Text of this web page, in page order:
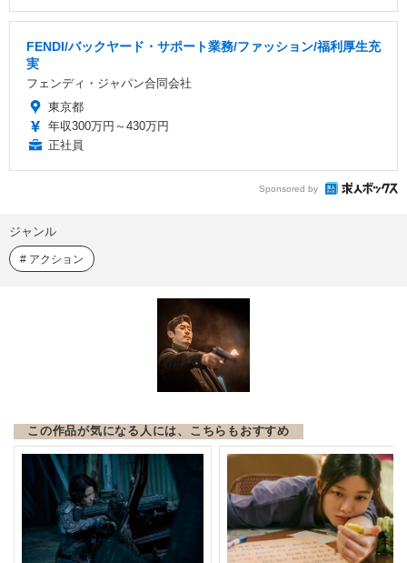
FENDI/バックヤード・サポート業務/ファッション/福利厚生充
実
フェンディ・ジャパン合同会社
東京都
年収300万円～430万円
正社員
Sponsored by
ジャンル
アクション
この作品が気になる人には、こちらもおすすめ